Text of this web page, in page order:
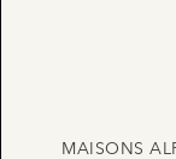
MAISONS